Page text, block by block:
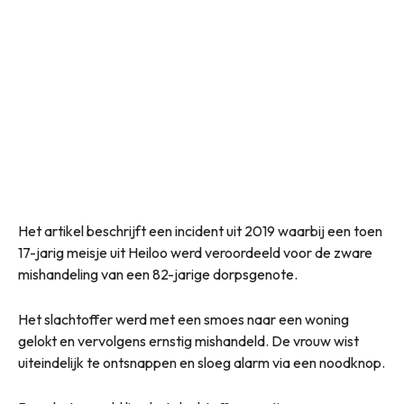
Het artikel beschrijft een incident uit 2019 waarbij een toen
17-jarig meisje uit Heiloo werd veroordeeld voor de zware
mishandeling van een 82-jarige dorpsgenote.
Het slachtoffer werd met een smoes naar een woning
gelokt en vervolgens ernstig mishandeld. De vrouw wist
uiteindelijk te ontsnappen en sloeg alarm via een noodknop.